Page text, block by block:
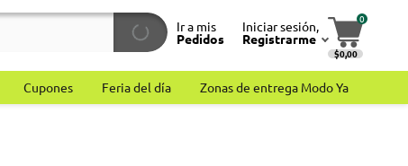
Ir a mis
Pedidos
Iniciar sesión,
Registrarme
0
$0,00
Cupones Feria del día Zonas de entrega Modo Ya